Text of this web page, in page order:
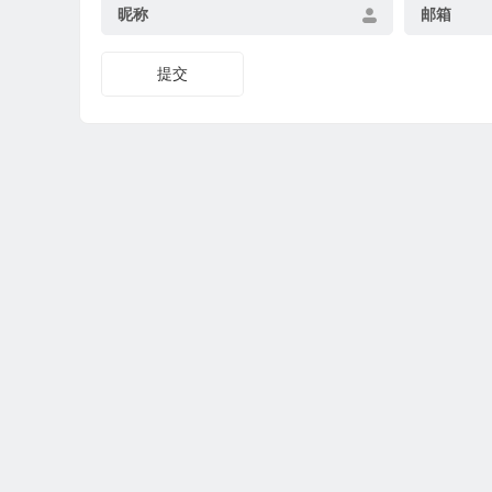
昵称 邮箱
提交